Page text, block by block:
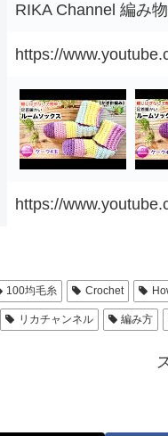
RIKA Channel 編み
https://
https://
100均毛糸 Crochet
リカチャンネル 編み方